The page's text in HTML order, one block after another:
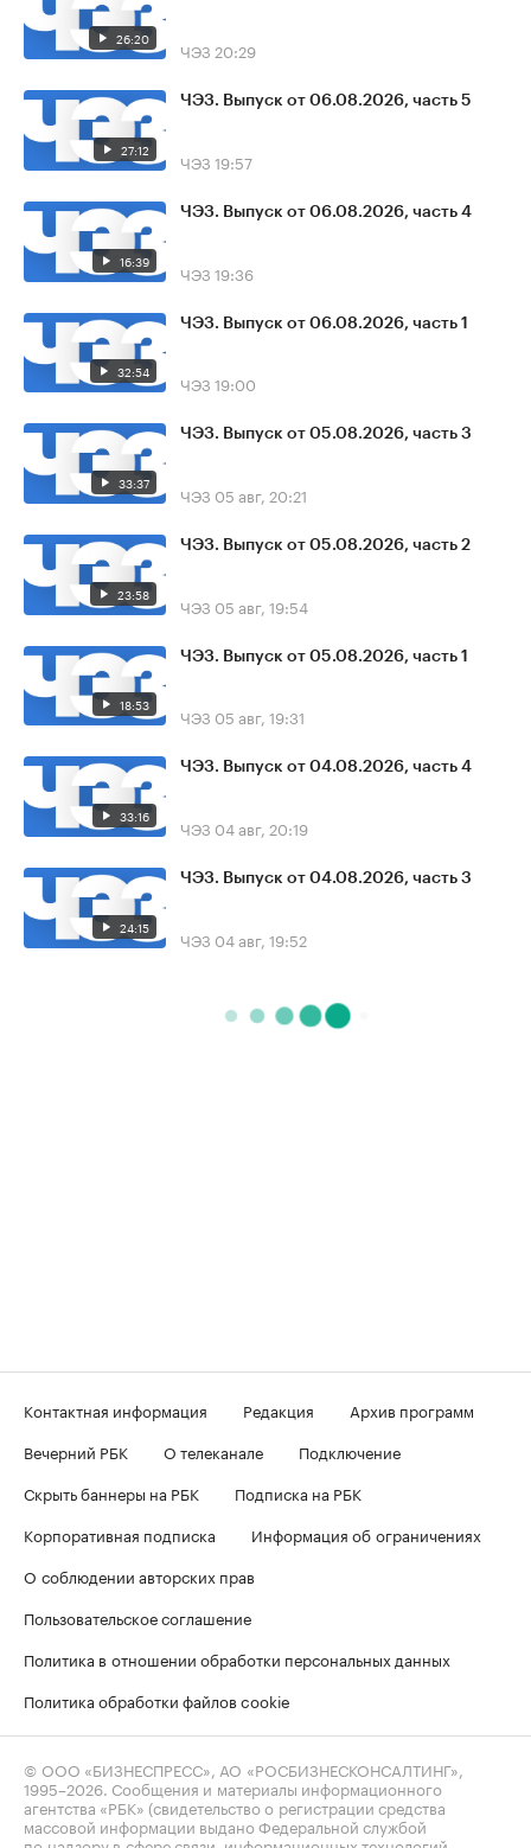
26:20 ЧЭЗ 20:29
27:12
ЧЭЗ. Выпуск от 06.08.2026, часть 5
ЧЭЗ 19:57
16:39
ЧЭЗ. Выпуск от 06.08.2026, часть 4
ЧЭЗ 19:36
32:54
ЧЭЗ. Выпуск от 06.08.2026, часть 1
ЧЭЗ 19:00
33:37
ЧЭЗ. Выпуск от 05.08.2026, часть 3
ЧЭЗ 05 авг, 20:21
23:58
ЧЭЗ. Выпуск от 05.08.2026, часть 2
ЧЭЗ 05 авг, 19:54
18:53
ЧЭЗ. Выпуск от 05.08.2026, часть 1
ЧЭЗ 05 авг, 19:31
33:16
ЧЭЗ. Выпуск от 04.08.2026, часть 4
ЧЭЗ 04 авг, 20:19
24:15
ЧЭЗ. Выпуск от 04.08.2026, часть 3
ЧЭЗ 04 авг, 19:52
Контактная информация Редакция
Архив программ
Вечерний РБК
О телеканале
Подключение
Скрыть баннеры на РБК
Подписка на РБК
Корпоративная подписка
Информация об ограничениях
О соблюдении авторских прав
Пользовательское соглашение
Политика в отношении обработки персональных данных
Политика обработки файлов cookie
© ООО «БИЗНЕСПРЕСС», АО «РОСБИЗНЕСКОНСАЛТИНГ»,
1995–2026 . Сообщения и материалы информационного
агентства «РБК» (свидетельство о регистрации средства
массовой информации выдано Федеральной службой